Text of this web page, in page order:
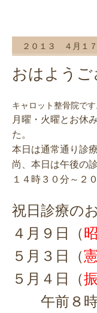
２０１３ ４月１
おはようご
キャロット整骨院です
月曜・火曜とお休
た。
本日は通常通り診
尚、本日は午後の
１４時３０分～２
祝日診療の
４月９日（
５月３日（
５月４日（
午前８